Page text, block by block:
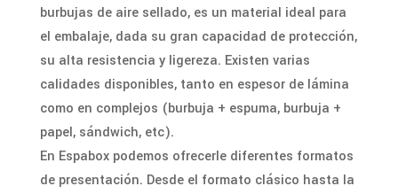
burbujas de aire sellado, es un material ideal para
el embalaje, dada su gran capacidad de protección,
su alta resistencia y ligereza. Existen varias
calidades disponibles, tanto en espesor de lámina
como en complejos (burbuja + espuma, burbuja +
papel, sándwich, etc).
En Espabox podemos ofrecerle diferentes formatos
de presentación. Desde el formato clásico hasta la